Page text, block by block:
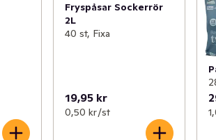
Fryspåsar Sockerrör
2L
40 st, Fixa
19,95 kr
0,50 kr /st